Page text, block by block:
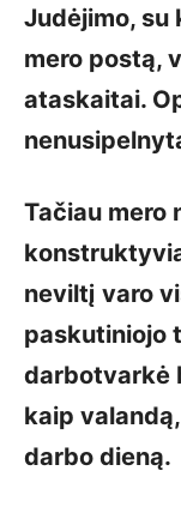
Judėjimo, su
mero postą,
ataskaitai.
Tačiau mero
neviltį varo
paskutiniojo
darbotvarkė
kaip
darbo dieną.